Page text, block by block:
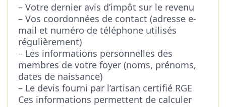
– Votre dernier avis d’impôt sur le revenu
– Vos coordonnées de contact (adresse e-
mail et numéro de téléphone utilisés
régulièrement)
– Les informations personnelles des
membres de votre foyer (noms, prénoms,
dates de naissance)
– Le devis fourni par l’artisan certifié RGE
Ces informations permettent de calculer